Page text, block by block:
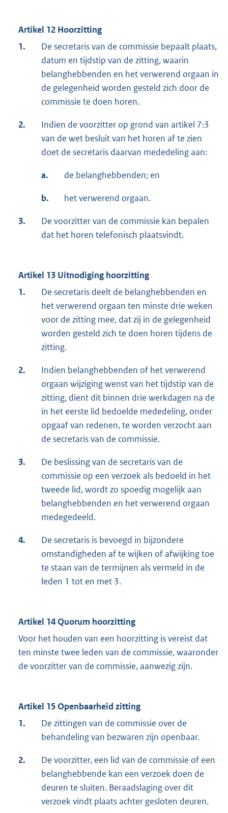
Artikel 12 Hoorzitting
1.
De secretaris van de commissie bepaalt plaats,
datum en tijdstip van de zitting, waarin
belanghebbenden en het verwerend orgaan in
de gelegenheid worden gesteld zich door de
commissie te doen horen.
2.
Indien de voorzitter op grond van artikel 7:3
van de wet besluit van het horen af te zien
doet de secretaris daarvan mededeling aan:
a. de belanghebbenden; en
b. het verwerend orgaan.
3.
De voorzitter van de commissie kan bepalen
dat het horen telefonisch plaatsvindt.
Artikel 13 Uitnodiging hoorzitting
1.
De secretaris deelt de belanghebbenden en
het verwerend orgaan ten minste drie weken
voor de zitting mee, dat zij in de gelegenheid
worden gesteld zich te doen horen tijdens de
zitting.
2.
Indien belanghebbenden of het verwerend
orgaan wijziging wenst van het tijdstip van de
zitting, dient dit binnen drie werkdagen na de
in het eerste lid bedoelde mededeling, onder
opgaaf van redenen, te worden verzocht aan
de secretaris van de commissie.
3.
De beslissing van de secretaris van de
commissie op een verzoek als bedoeld in het
tweede lid, wordt zo spoedig mogelijk aan
belanghebbenden en het verwerend orgaan
medegedeeld.
4.
De secretaris is bevoegd in bijzondere
omstandigheden af te wijken of afwijking toe
te staan van de termijnen als vermeld in de
leden 1 tot en met 3.
Artikel 14 Quorum hoorzitting
Voor het houden van een hoorzitting is vereist dat
ten minste twee leden van de commissie, waaronder
de voorzitter van de commissie, aanwezig zijn.
Artikel 15 Openbaarheid zitting
1.
De zittingen van de commissie over de
behandeling van bezwaren zijn openbaar.
2.
De voorzitter, een lid van de commissie of een
belanghebbende kan een verzoek doen de
deuren te sluiten. Beraadslaging over dit
verzoek vindt plaats achter gesloten deuren.